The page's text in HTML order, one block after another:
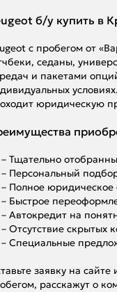
б/у купить в
с пробегом от
седаны,
и пакетами
юридическую
– Тщательно
– Персональный
– Полное
– Быстрое
– Автокредит на
– Отсутствие скрытых
– Специальные
заявку на
расскажут о